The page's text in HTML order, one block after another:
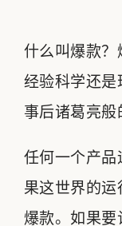
什么叫爆款
经验科学还是
事后诸葛亮般
任何一个产
果这世界的
爆款。如果